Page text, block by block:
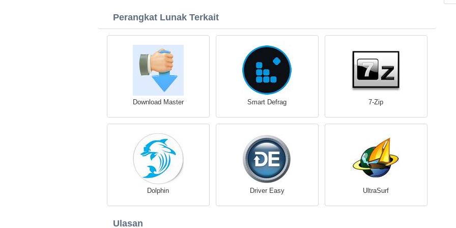
Perangkat Lunak Terkait
Download Master Smart Defrag 7-Zip
Dolphin Driver Easy UltraSurf
Ulasan